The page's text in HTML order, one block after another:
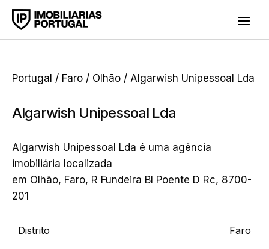
Portugal / Faro / Olhão / Algarwish Unipessoal Lda
Algarwish Unipessoal Lda
Algarwish Unipessoal Lda é uma agência
imobiliária localizada
em Olhão, Faro, R Fundeira Bl Poente D Rc, 8700-
201
Distrito Faro